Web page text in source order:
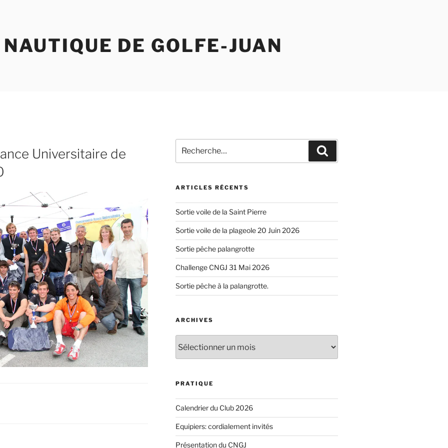
DE GOLFE-JUAN
Universitaire de
pour
:
ARTICLES RÉCENTS
Sortie voile de la Saint Pierre
Sortie voile de la plageole 20 Juin 2026
Sortie pêche palangrotte
Challenge CNGJ 31 Mai 2026
Sortie pêche à la palangrotte.
ARCHIVES
PRATIQUE
Calendrier du Club 2026
Equipiers: cordialement invités
Présentation du CNGJ